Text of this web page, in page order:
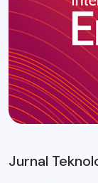
Jurnal